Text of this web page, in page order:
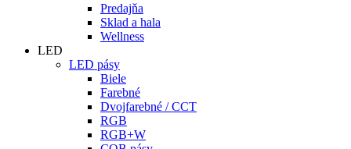
Predajňa
Sklad a hala
Wellness
LED
LED pásy
Biele
Farebné
Dvojfarebné / CCT
RGB
RGB+W